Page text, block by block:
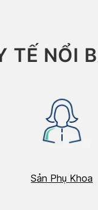
TẾ NỔI
Sản Phụ Khoa